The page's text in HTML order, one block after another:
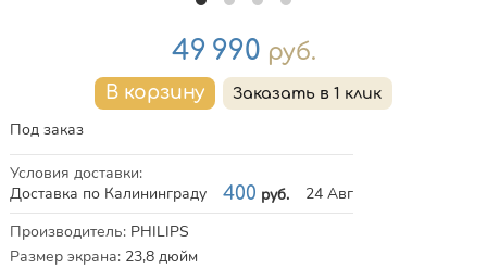
Цена
49 990 руб.
Под заказ
Условия доставки:
Доставка по Калининграду
400 руб.
24 Авг
Характеристики
Производитель: PHILIPS
Размер экрана: 23,8 дюйм